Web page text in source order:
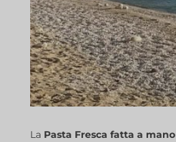
La Pasta Fresca fatta a mano